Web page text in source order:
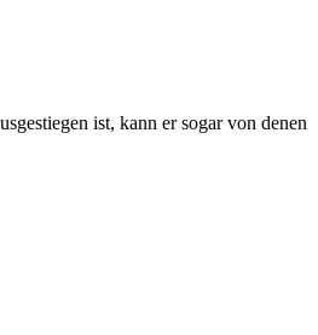
ist, kann er sogar von denen